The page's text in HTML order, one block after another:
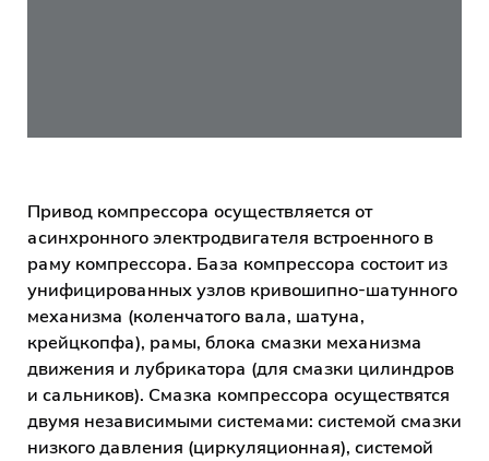
Привод компрессора осуществляется от
асинхронного электродвигателя встроенного в
раму компрессора. База компрессора состоит из
унифицированных узлов кривошипно-шатунного
механизма (коленчатого вала, шатуна,
крейцкопфа), рамы, блока смазки механизма
движения и лубрикатора (для смазки цилиндров
и сальников). Смазка компрессора осуществятся
двумя независимыми системами: системой смазки
низкого давления (циркуляционная), системой